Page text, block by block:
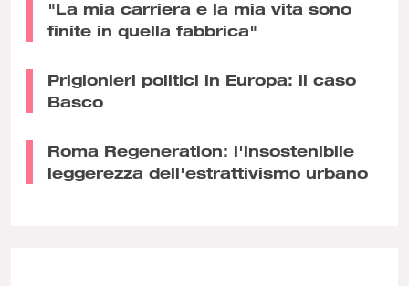
"La mia carriera e la mia vita sono
finite in quella fabbrica"
Prigionieri politici in Europa: il caso
Basco
Roma Regeneration: l'insostenibile
leggerezza dell'estrattivismo urbano